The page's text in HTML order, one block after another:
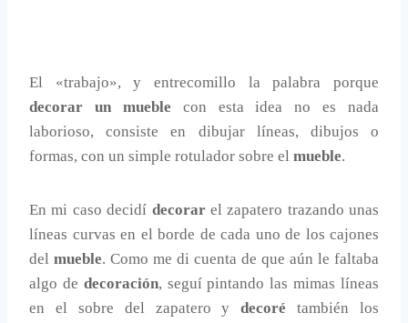
El «trabajo», y entrecomillo la palabra porque
decorar un mueble con esta idea no es nada
laborioso, consiste en dibujar líneas, dibujos o
formas, con un simple rotulador sobre el mueble.
En mi caso decidí decorarel zapatero trazando unas
líneas curvas en el borde de cada uno de los cajones
del mueble. Como me di cuenta de que aún le faltaba
algo de decoración, seguí pintando las mimas líneas
en el sobre del zapatero ydecoré también los